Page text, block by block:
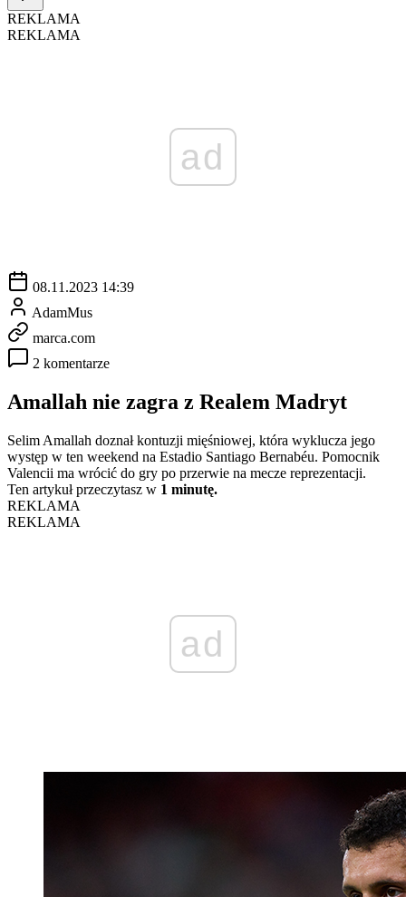
REKLAMA
REKLAMA
ad
08.11.2023 14:39
AdamMus
marca.com
2 komentarze
Amallah nie zagra z Realem Madryt
Selim Amallah doznał kontuzji mięśniowej, która wyklucza jego
występ w ten weekend na Estadio Santiago Bernabéu. Pomocnik
Valencii ma wrócić do gry po przerwie na mecze reprezentacji.
Ten artykuł przeczytasz w 1 minutę.
REKLAMA
REKLAMA
ad